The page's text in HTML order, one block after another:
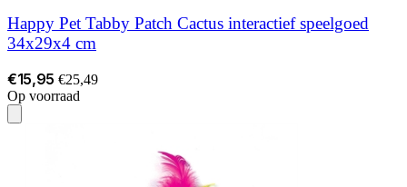
Happy Pet Tabby Patch Cactus interactief speelgoed
34x29x4 cm
€15,95 €25,49
Op voorraad